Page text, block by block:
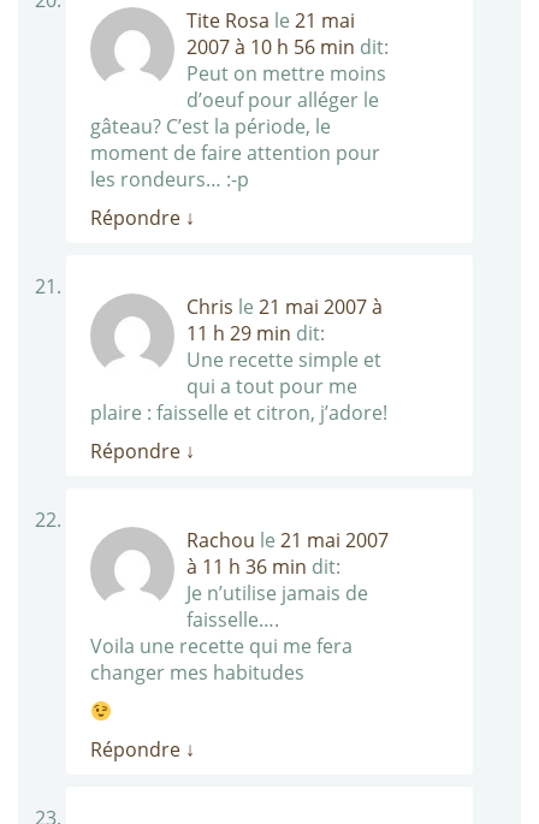
Tite Rosa le 21 mai
2007 à 10 h 56 min dit:
Peut on mettre moins
d’oeuf pour alléger le
gâteau? C’est la période, le
moment de faire attention pour
les rondeurs… :-p
Répondre ↓
Chris le 21 mai 2007 à
11 h 29 min dit:
Une recette simple et
qui a tout pour me
plaire : faisselle et citron, j’adore!
Répondre ↓
Rachou le 21 mai 2007
à 11 h 36 min dit:
Je n’utilise jamais de
faisselle….
Voila une recette qui me fera
changer mes habitudes
Répondre ↓